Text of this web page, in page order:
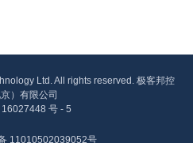
Ltd. All rights reserved. 极客邦控
）有限公司
号 - 5
11010502039052号